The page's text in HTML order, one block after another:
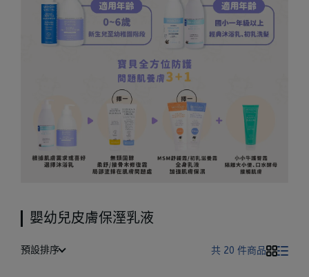
嬰幼兒皮膚保溼乳液
預設排序 共 20 件商品